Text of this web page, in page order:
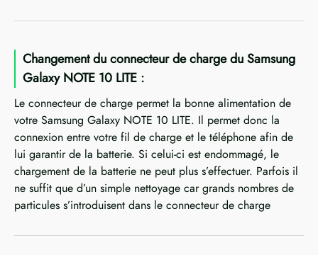
Changement du connecteur de charge du Samsung
Galaxy NOTE 10 LITE :
Le connecteur de charge permet la bonne alimentation de
votre Samsung Galaxy NOTE 10 LITE. Il permet donc la
connexion entre votre fil de charge et le téléphone afin de
lui garantir de la batterie. Si celui-ci est endommagé, le
chargement de la batterie ne peut plus s’effectuer. Parfois il
ne suffit que d’un simple nettoyage car grands nombres de
particules s’introduisent dans le connecteur de charge